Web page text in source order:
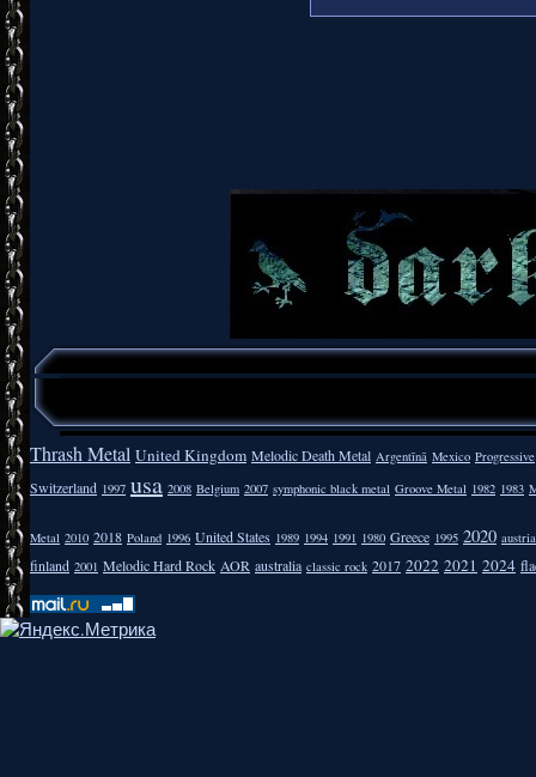
Thrash Metal United Kingdom Melodic Death Metal Argentīnā Mexico Progressive
Switzerland 1997 usa 2008 Belgium 2007 symphonic black metal Groove Metal 1982 1983
Metal 2010 2018 Poland 1996 United States 1989 1994 1991 1980 Greece 1995 2020 austria
finland 2001 Melodic Hard Rock AOR australia classic rock 2017 2022 2021 2024